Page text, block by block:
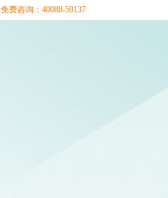
免费咨询：40088-59137